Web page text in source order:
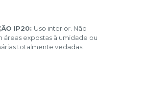
IP20: Uso interior. Não
áreas expostas à umidade ou
totalmente vedadas.